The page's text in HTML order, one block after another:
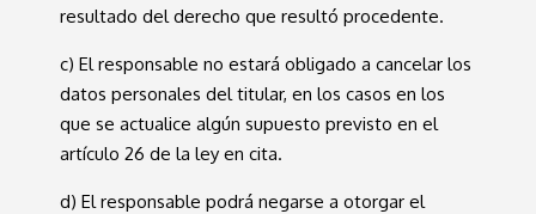
resultado del derecho que resultó procedente.
c) El responsable no estará obligado a cancelar los
datos personales del titular, en los casos en los
que se actualice algún supuesto previsto en el
artículo 26 de la ley en cita.
d) El responsable podrá negarse a otorgar el